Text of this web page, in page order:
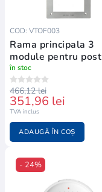
COD: VTOF003
Rama principala 3
module pentru post
exterior modular
în stoc
466,12 lei
351,96 lei
TVA inclus
ADAUGĂ ÎN COȘ
- 24%